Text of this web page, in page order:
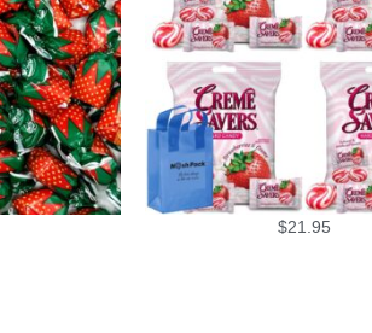
$21.95